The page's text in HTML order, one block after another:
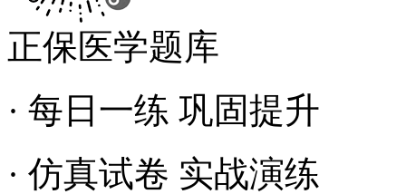
正保医学题库
· 每日一练 巩固提升
· 仿真试卷 实战演练